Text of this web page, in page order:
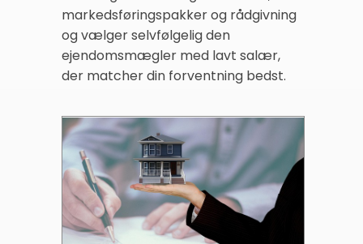
markedsføringspakker og rådgivning
og vælger selvfølgelig den
ejendomsmægler med lavt salær,
der matcher din forventning bedst.